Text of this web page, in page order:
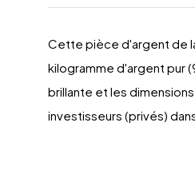
Cette pièce d'argent de
kilogramme d'argent pur
brillante et les
investisseurs (privés)